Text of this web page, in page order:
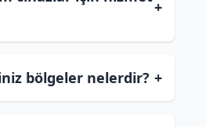
+
bölgeler nelerdir? +